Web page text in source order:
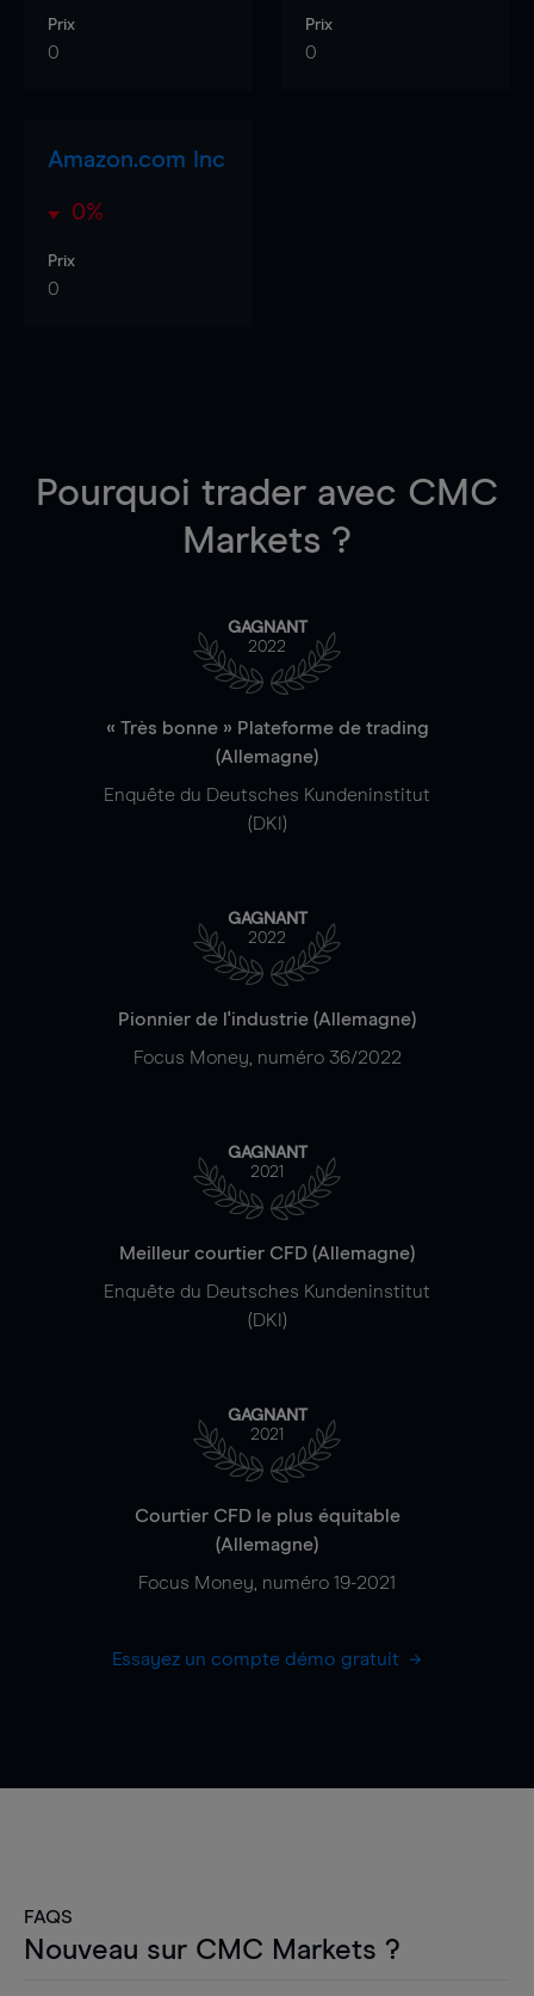
Prix
0
Prix
0
Amazon.com Inc
0%
Prix
0
Pourquoi trader avec CMC
Markets ?
GAGNANT
2022
« Très bonne » Plateforme de trading
(Allemagne)
Enquête du Deutsches Kundeninstitut
(DKI)
GAGNANT
2022
Pionnier de l'industrie (Allemagne)
Focus Money, numéro 36/2022
GAGNANT
2021
Meilleur courtier CFD (Allemagne)
Enquête du Deutsches Kundeninstitut
(DKI)
GAGNANT
2021
Courtier CFD le plus équitable
(Allemagne)
Focus Money, numéro 19-2021
Essayez un compte démo gratuit
FAQS
Nouveau sur CMC Markets ?